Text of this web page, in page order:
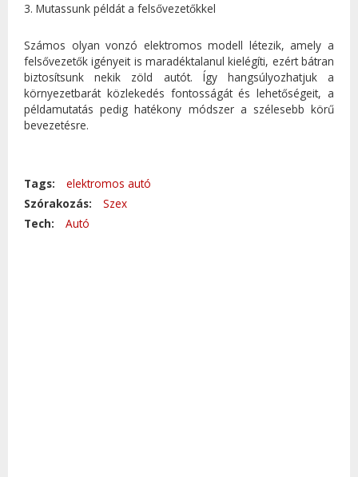
3. Mutassunk példát a felsővezetőkkel
Számos olyan vonzó elektromos modell létezik, amely a
felsővezetők igényeit is maradéktalanul kielégíti, ezért bátran
biztosítsunk nekik zöld autót. Így hangsúlyozhatjuk a
környezetbarát közlekedés fontosságát és lehetőségeit, a
példamutatás pedig hatékony módszer a szélesebb körű
bevezetésre.
Tags:
elektromos autó
Szórakozás:
Szex
Tech:
Autó